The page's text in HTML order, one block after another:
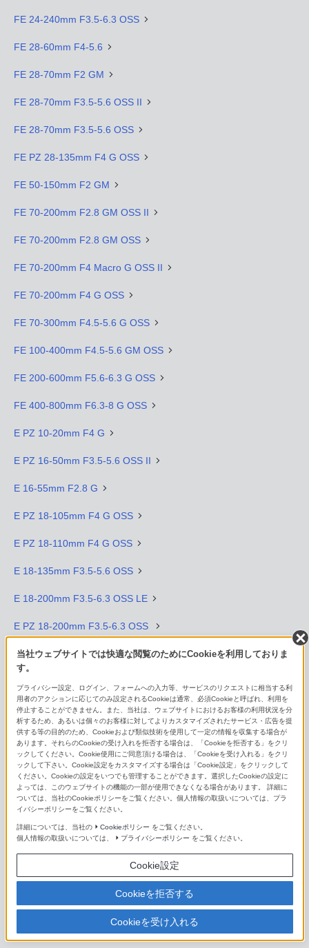
FE 24-240mm F3.5-6.3 OSS
FE 28-60mm F4-5.6
FE 28-70mm F2 GM
FE 28-70mm F3.5-5.6 OSS II
FE 28-70mm F3.5-5.6 OSS
FE PZ 28-135mm F4 G OSS
FE 50-150mm F2 GM
FE 70-200mm F2.8 GM OSS II
FE 70-200mm F2.8 GM OSS
FE 70-200mm F4 Macro G OSS II
FE 70-200mm F4 G OSS
FE 70-300mm F4.5-5.6 G OSS
FE 100-400mm F4.5-5.6 GM OSS
FE 200-600mm F5.6-6.3 G OSS
FE 400-800mm F6.3-8 G OSS
E PZ 10-20mm F4 G
E PZ 16-50mm F3.5-5.6 OSS II
E 16-55mm F2.8 G
E PZ 18-105mm F4 G OSS
E PZ 18-110mm F4 G OSS
E 18-135mm F3.5-5.6 OSS
E 18-200mm F3.5-6.3 OSS LE
E PZ 18-200mm F3.5-6.3 OSS
E 55-210mm F4.5-6.3 OSS
単焦点レンズ（Eマウント用）
FE 14mm F1.8 GM
FE 16mm F1.8 G
FE 20mm F1.8 G
FE 24mm F1.4 GM
FE 28mm F2
FE 35mm F1.4 GM
Distagon T* FE 35mm F1.4 ZA
当社ウェブサイトでは快適な閲覧のためにCookieを利用しておりま
す。
プライバシー設定、ログイン、フォームへの入力等、サービスのリクエストに相当する利
用者のアクションに応じてのみ設定されるCookieは通常、必須Cookieと呼ばれ、利用を
停止することができません。また、当社は、ウェブサイトにおけるお客様の利用状況を分
析するため、あるいは個々のお客様に対してよりカスタマイズされたサービス・広告を提
供する等の目的のため、Cookieおよび類似技術を使用して一定の情報を収集する場合が
あります。それらのCookieの受け入れを拒否する場合は、「Cookieを拒否する」をクリ
ックしてください。Cookie使用にご同意頂ける場合は、「Cookieを受け入れる」をクリ
ックして下さい。Cookie設定をカスタマイズする場合は「Cookie設定」をクリックして
ください。Cookieの設定をいつでも管理することができます。選択したCookieの設定に
よっては、このウェブサイトの機能の一部が使用できなくなる場合があります。 詳細に
ついては、当社のCookieポリシーをご覧ください。個人情報の取扱いについては、プラ
イバシーポリシーをご覧ください。
詳細については、当社の Cookieポリシー をご覧ください。
個人情報の取扱いについては、
プライバシーポリシー をご覧ください。
Cookie設定
Cookieを拒否する
Cookieを受け入れる